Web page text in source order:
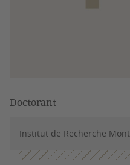
Doctorant
Institut de Recherche